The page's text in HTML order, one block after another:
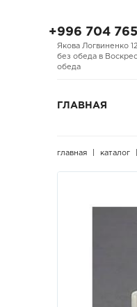
+996 704
Якова Логвиненко
без обеда в
обеда
ГЛАВНАЯ
главная каталог